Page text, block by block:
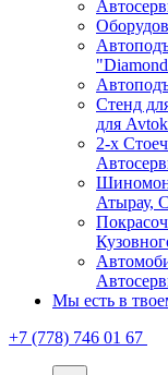
Стенд
для
2-х
Атырау,
Мы есть в
+7 (778) 746 01 67